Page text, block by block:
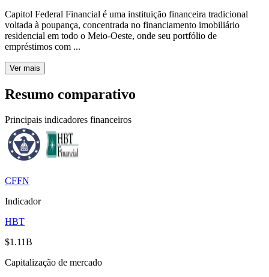
Capitol Federal Financial é uma instituição financeira tradicional
voltada à poupança, concentrada no financiamento imobiliário
residencial em todo o Meio-Oeste, onde seu portfólio de
empréstimos com ...
Ver mais
Resumo comparativo
Principais indicadores financeiros
CFFN
Indicador
HBT
$1.11B
Capitalização de mercado